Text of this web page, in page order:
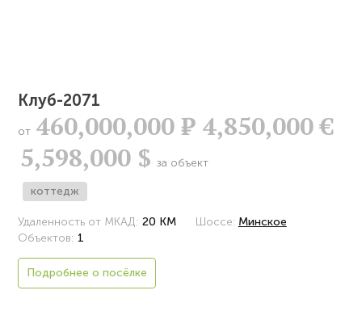
Клуб-2071
от 460,000,000Р 4,850,000 €
5,598,000 $ за объект
коттедж
Удаленность от МКАД: 20 КМ Шоссе: Минское
Объектов: 1
Подробнее о посёлке